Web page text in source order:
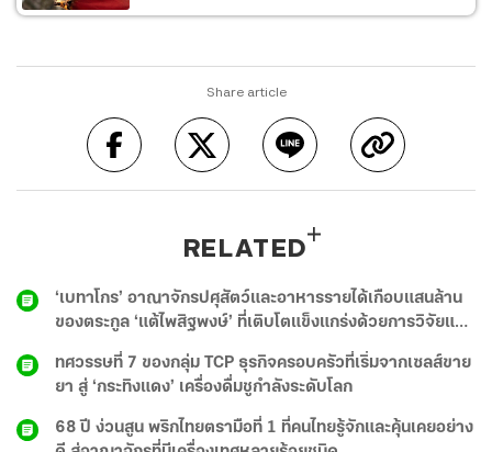
Share article
RELATED
‘เบทาโกร’ อาณาจักรปศุสัตว์และอาหารรายได้เกือบแสนล้าน
ของตระกูล ‘แต้ไพสิฐพงษ์’ ที่เติบโตแข็งแกร่งด้วยการวิจัยและ
ทศวรรษที่ 7 ของกลุ่ม TCP ธุรกิจครอบครัวที่เริ่มจากเซลส์ขาย
ยา สู่ ‘กระทิงแดง’ เครื่องดื่มชูกำลังระดับโลก
68 ปี ง่วนสูน พริกไทยตรามือที่ 1 ที่คนไทยรู้จักและคุ้นเคยอย่าง